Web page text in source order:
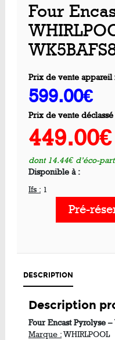
Four
Prix de vente appareil
599.00€
Prix de vente
449.00€
dont 14.44€ d’éco-
Disponible à :
Ifs : 1
Pré-
DESCRIPTION
Description
Four Encast Pyrolyse –
Marque :WHIRLPOOL